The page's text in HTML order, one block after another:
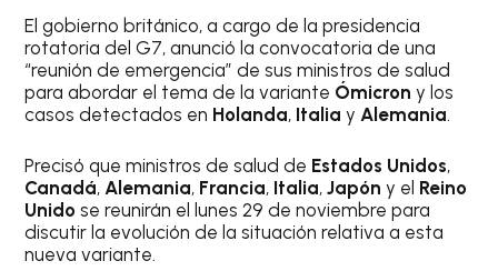
El gobierno británico, a cargo de la presidencia
rotatoria del G7, anunció la convocatoria de una
“reunión de emergencia” de sus ministros de salud
para abordar el tema de la variante Ómicrony los
casos detectados en Holanda, ItaliayAlemania.
Precisó que ministros de salud de Estados Unidos,
Canadá, Alemania, Francia, Italia,Japóny el Reino
Unidose reunirán el lunes 29 de noviembre para
discutir la evolución de la situación relativa a esta
nueva variante.